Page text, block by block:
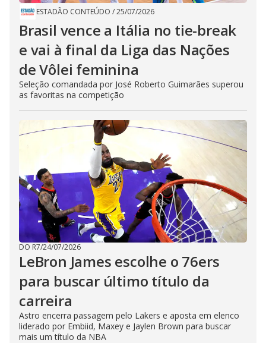
ESTADÃO CONTEÚDO /25/07/2026
Brasil vence a Itália no tie-break
e vai à final da Liga das Nações
de Vôlei feminina
Seleção comandada por José Roberto Guimarães superou
as favoritas na competição
DO R7/24/07/2026
LeBron James escolhe o 76ers
para buscar último título da
carreira
Astro encerra passagem pelo Lakers e aposta em elenco
liderado por Embiid, Maxey e Jaylen Brown para buscar
mais um título da NBA